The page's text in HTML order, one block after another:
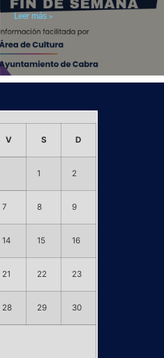
Leer más »
V S D
1 2
7 8 9
14 15 16
21 22 23
28 29 30